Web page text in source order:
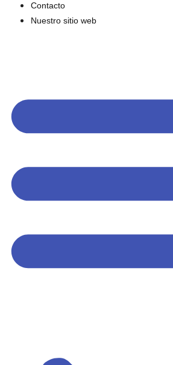
Contacto
Nuestro sitio web